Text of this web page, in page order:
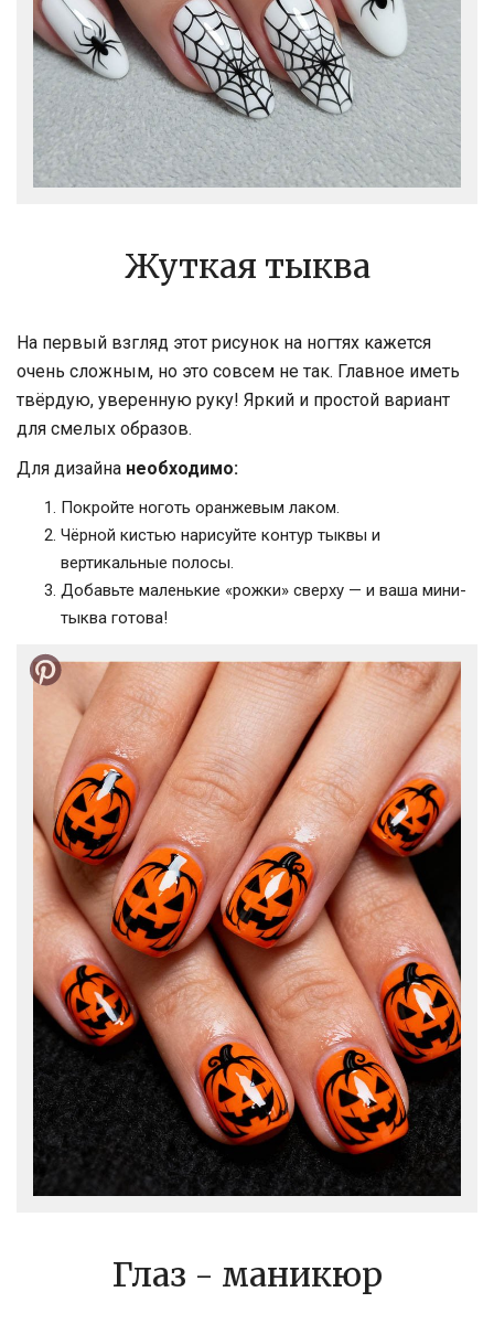
Жуткая тыква
На первый взгляд этот рисунок на ногтях кажется
очень сложным, но это совсем не так. Главное иметь
твёрдую, уверенную руку! Яркий и простой вариант
для смелых образов.
Для дизайна необходимо:
Покройте ноготь оранжевым лаком.
Чёрной кистью нарисуйте контур тыквы и
вертикальные полосы.
Добавьте маленькие «рожки» сверху — и ваша мини-
тыква готова!
Глаз - маникюр